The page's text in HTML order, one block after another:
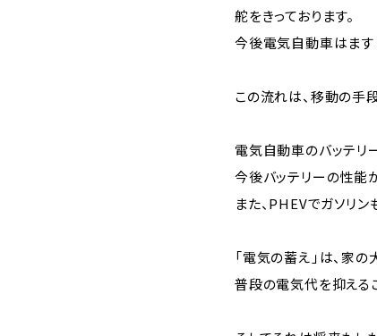
舵をきっております。
今後電気自動車はます
この流れは、移動の手
電気自動車のバッテリ
今後バッテリーの性能
また、PHEVでガソリ
「電気の蓄え」は、家の
普段の電気代を抑える